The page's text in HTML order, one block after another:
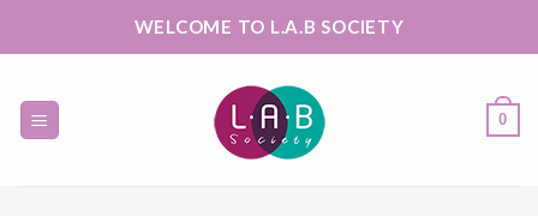
WELCOME TO L.A.B SOCIETY
0